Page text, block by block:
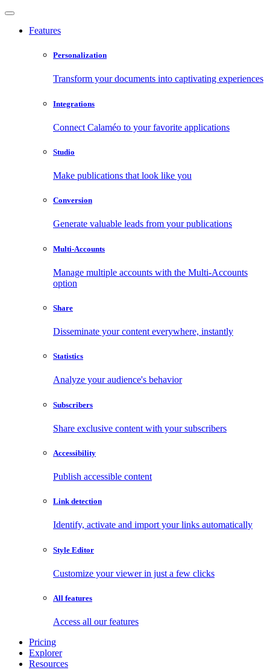
Features
Personalization
Transform your documents into captivating experiences
Integrations
Connect Calaméo to your favorite applications
Studio
Make publications that look like you
Conversion
Generate valuable leads from your publications
Multi-Accounts
Manage multiple accounts with the Multi-Accounts
option
Share
Disseminate your content everywhere, instantly
Statistics
Analyze your audience's behavior
Subscribers
Share exclusive content with your subscribers
Accessibility
Publish accessible content
Link detection
Identify, activate and import your links automatically
Style Editor
Customize your viewer in just a few clicks
All features
Access all our features
Pricing
Explorer
Resources